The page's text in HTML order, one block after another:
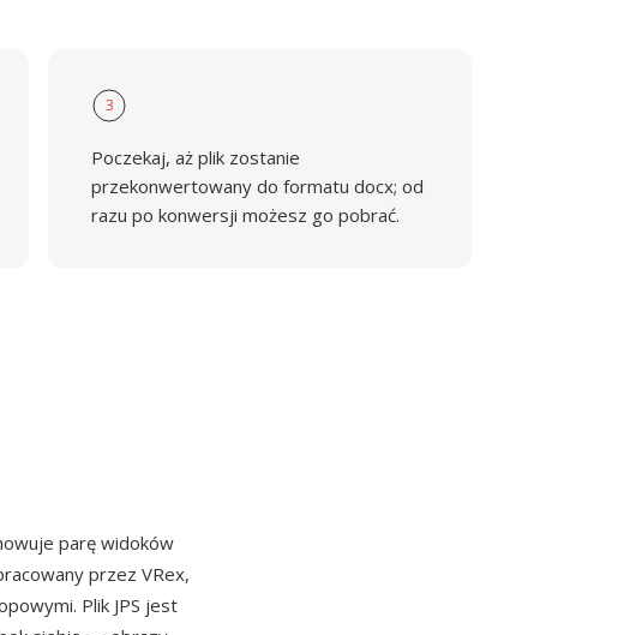
3
Poczekaj, aż plik zostanie
przekonwertowany do formatu docx; od
razu po konwersji możesz go pobrać.
parę widoków
przez VRex,
Plik JPS jest